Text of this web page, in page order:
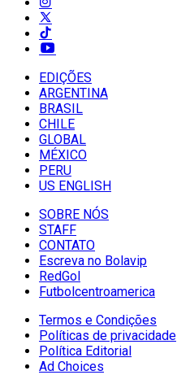
EDIÇÕES
ARGENTINA
BRASIL
CHILE
GLOBAL
MÉXICO
PERU
US ENGLISH
SOBRE NÓS
STAFF
CONTATO
Escreva no Bolavip
RedGol
Futbolcentroamerica
Termos e Condições
Políticas de privacidade
Política Editorial
Ad Choices